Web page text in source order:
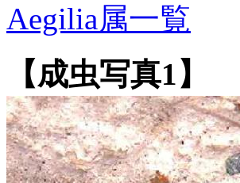
Aegilia属一覧
【成虫写真1】